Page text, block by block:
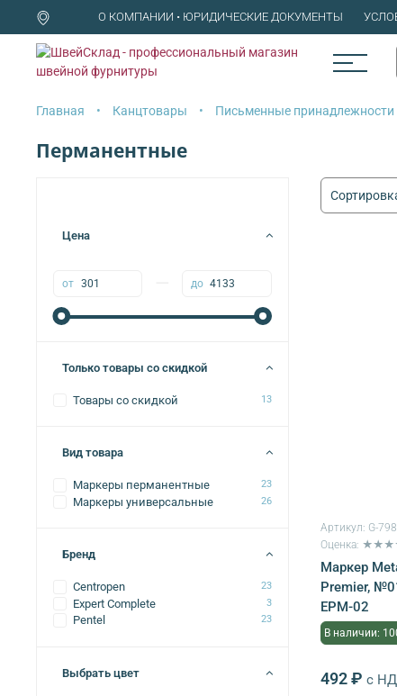
О КОМПАНИИ • ЮРИДИЧЕСКИЕ ДОКУМЕНТЫ
Главная Канцтовары Письменные принадлежности
Перманентные
Артикул: G-
Оценка:
Маркер
Premier,
EPM-02
В наличии:
492 ₽ с
Цена
от до
Только товары со скидкой
Товары со скидкой 13
Вид товара
Маркеры перманентные 23
Маркеры универсальные 26
Бренд
Centropen 23
Expert Complete 3
Pentel 23
Выбрать цвет